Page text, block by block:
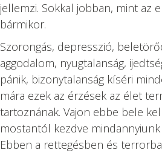
jellemzi. Sokkal jobban, mint az
bármikor.
Szorongás, depresszió,
aggodalom, nyugtalanság,
pánik, bizonytalanság kíséri
mára ezek az érzések az élet
tartoznának. Vajon ebbe bele
mostantól kezdve
Ebben a rettegésben és